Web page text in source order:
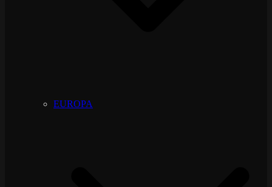
EUROPA